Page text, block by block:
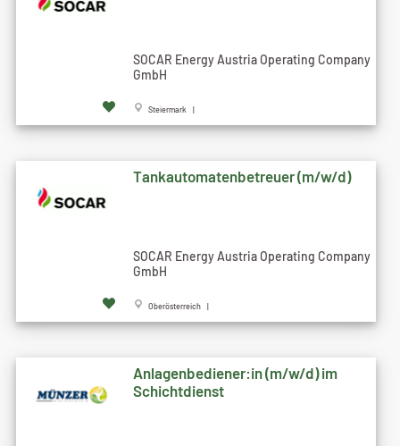
SOCAR Energy Austria Operating Company
GmbH
Steiermark |
Tankautomatenbetreuer (m/w/d)
SOCAR Energy Austria Operating Company
GmbH
Oberösterreich |
Anlagenbediener:in (m/w/d) im
Schichtdienst